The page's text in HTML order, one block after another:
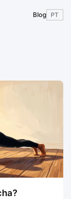
Blog PT